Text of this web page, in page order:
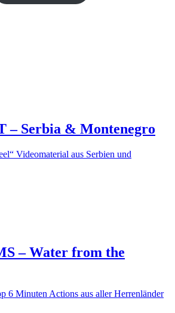
– Serbia & Montenegro
Videomaterial aus Serbien und
– Water from the
6 Minuten Actions aus aller Herrenländer